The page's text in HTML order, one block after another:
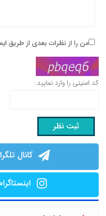
من را از نظرات بعدی از طریق
کد امنیتی را وارد نمایید:
کانال